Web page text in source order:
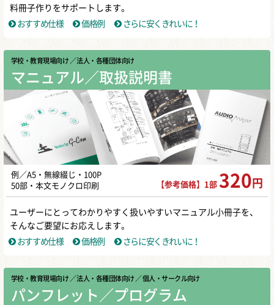
料冊子作りをサポートします。
おすすめ仕様
価格例 さらに安くきれいに！
学校・教育現場向け ／ 法人・各種団体向け
マニュアル／取扱説明書
例／A5・無線綴じ・100P
50部・本文モノクロ印刷
【参考価格】1部 320 円
ユーザーにとってわかりやすく扱いやすいマニュアル小冊子を、
そんなご要望にお応えします。
おすすめ仕様
価格例 さらに安くきれいに！
学校・教育現場向け ／ 法人・各種団体向け ／ 個人・サークル向け
パンフレット／プログラム